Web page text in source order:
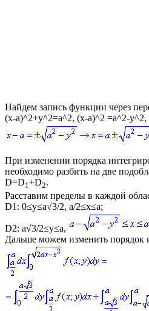
Найдем запись функции через
(x-a)^2+y^2=a^2, (x-a)^2 =a^2-y^2,
При изменении порядка
необходимо разбить на две
D=D1+D2.
Расставим пределы в каждой
D1: 0≤y≤a√3/2, a/2≤x≤a;
D2: a√3/2≤y≤a,
Дальше можем изменить порядок